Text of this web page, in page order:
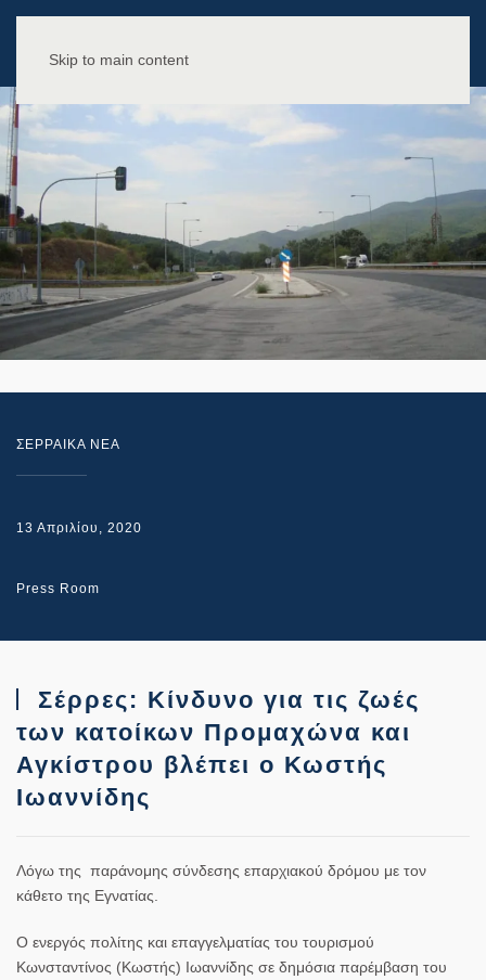
Skip to main content
ΣΕΡΡΑΙΚΑ ΝΕΑ
13 Απριλίου, 2020
Press Room
Σέρρες: Κίνδυνο για τις ζωές
των κατοίκων Προμαχώνα και
Αγκίστρου βλέπει ο Κωστής
Ιωαννίδης
Λόγω της παράνομης σύνδεσης επαρχιακού δρόμου με τον
κάθετο της Εγνατίας.
O ενεργός πολίτης και επαγγελματίας του τουρισμού
Κωνσταντίνος (Κωστής) Ιωαννίδης σε δημόσια παρέμβαση του